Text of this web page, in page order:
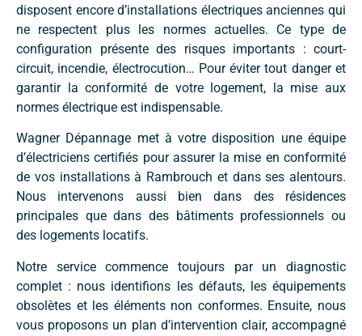
disposent encore d’installations électriques anciennes qui
ne respectent plus les normes actuelles. Ce type de
configuration présente des risques importants : court-
circuit, incendie, électrocution… Pour éviter tout danger et
garantir la conformité de votre logement, la mise aux
normes électrique est indispensable.
Wagner Dépannage met à votre disposition une équipe
d’électriciens certifiés pour assurer la mise en conformité
de vos installations à Rambrouch et dans ses alentours.
Nous intervenons aussi bien dans des résidences
principales que dans des bâtiments professionnels ou
des logements locatifs.
Notre service commence toujours par un diagnostic
complet : nous identifions les défauts, les équipements
obsolètes et les éléments non conformes. Ensuite, nous
vous proposons un plan d’intervention clair, accompagné